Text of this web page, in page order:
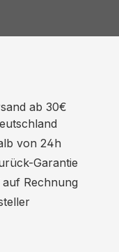
ab 30€
von 24h
Garantie
Rechnung